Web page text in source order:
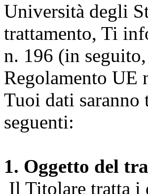
Università degli
trattamento, Ti
n. 196 (in
Regolamento UE
Tuoi dati
seguenti:
1. Oggetto del
Il Titolare tratta i